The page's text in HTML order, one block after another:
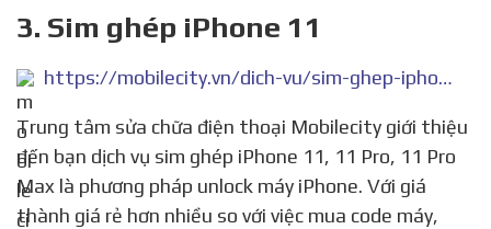
3. Sim ghép iPhone 11
https://mobilecity.vn/dich-vu/sim-ghep-iphone-11.html
Trung tâm sửa chữa điện thoại Mobilecity giới thiệu
đến bạn dịch vụ sim ghép iPhone 11, 11 Pro, 11 Pro
Max là phương pháp unlock máy iPhone. Với giá
thành giá rẻ hơn nhiều so với việc mua code máy,